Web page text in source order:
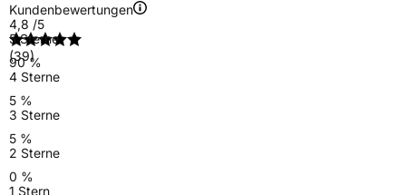
Kundenbewertungen
4,8 /5
(39)
5 Sterne
90 %
4 Sterne
5 %
3 Sterne
5 %
2 Sterne
0 %
1 Stern